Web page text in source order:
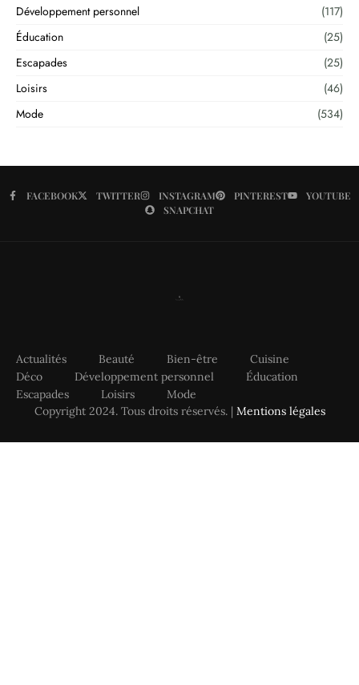
Développement personnel
(117)
Éducation
(25)
Escapades
(25)
Loisirs
(46)
Mode
(534)
FACEBOOK TWITTER INSTAGRAM PINTEREST
YOUTUBE
SNAPCHAT
Actualités Beauté Bien-être
Cuisine
Déco
Développement personnel
Éducation
Escapades
Loisirs
Mode
Copyright 2024. Tous droits réservés. | Mentions légales